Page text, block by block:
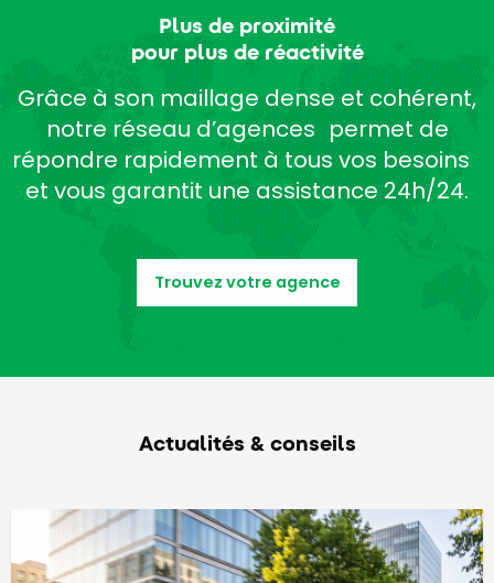
Plus de proximité
pour plus de réactivité
Grâce à son maillage dense et cohérent,
notre réseau d’agences permet de
répondre rapidement à tous vos besoins
et vous garantit une assistance 24h/24.
Trouvez votre agence
Actualités & conseils